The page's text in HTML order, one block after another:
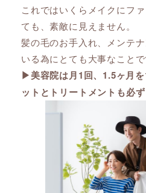
これではいくらメイクにフ
ても、素敵に見えません。
髪の毛のお手入れ、メンテ
いる為にとても大事なことで
▶︎美容院は月1回、1.5ヶ月
ットとトリートメントも必ず